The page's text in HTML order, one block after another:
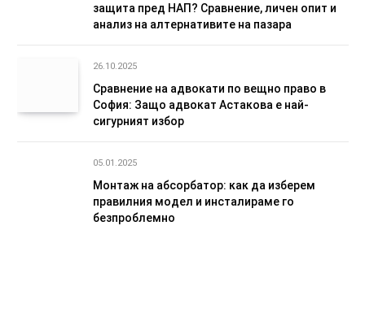
защита пред НАП? Сравнение, личен опит и
анализ на алтернативите на пазара
26.10.2025
Сравнение на адвокати по вещно право в
София: Защо адвокат Астакова е най-
сигурният избор
05.01.2025
Монтаж на абсорбатор: как да изберем
правилния модел и инсталираме го
безпроблемно